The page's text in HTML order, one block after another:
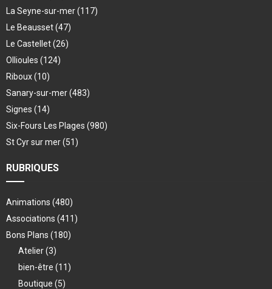
La Seyne-sur-mer(117)
Le Beausset(47)
Le Castellet(26)
Ollioules (124)
Riboux(10)
Sanary-sur-mer(483)
Signes (14)
Six-Fours Les Plages (980)
St Cyr sur mer(51)
RUBRIQUES
Animations (480)
Associations (411)
Bons Plans (180)
Atelier(3)
bien-être (11)
Boutique (5)